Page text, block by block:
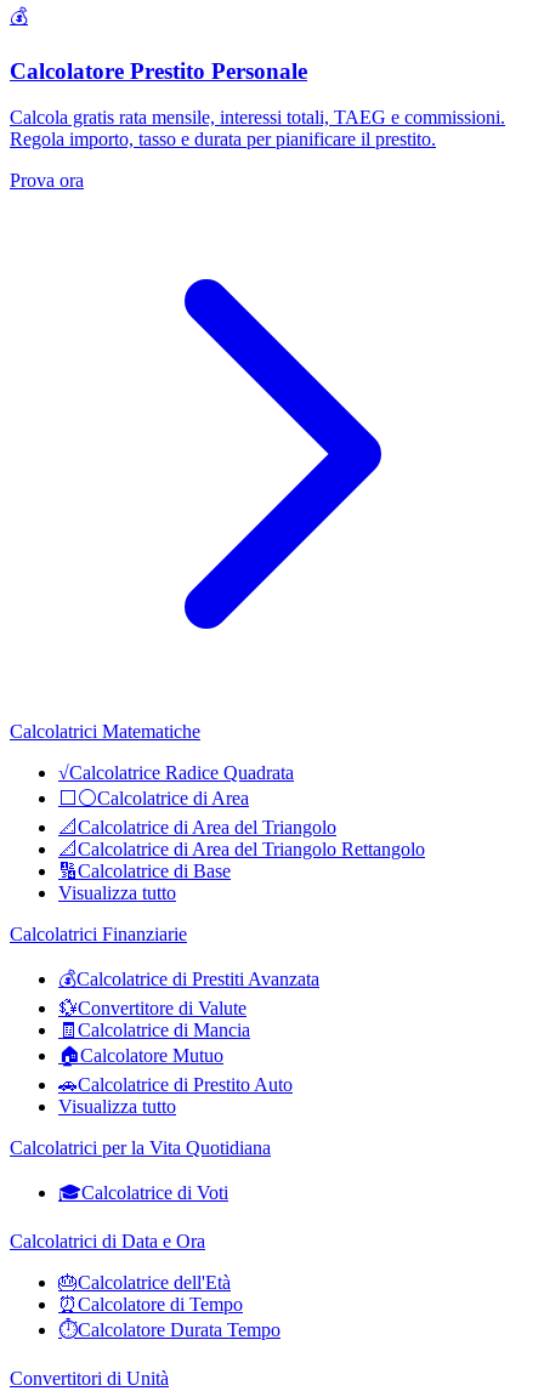
💰
Calcolatore Prestito Personale
Calcola gratis rata mensile, interessi totali, TAEG e commissioni.
Regola importo, tasso e durata per pianificare il prestito.
Prova ora
Calcolatrici Matematiche
√Calcolatrice Radice Quadrata
⬜⚪Calcolatrice di Area
📐Calcolatrice di Area del Triangolo
📐Calcolatrice di Area del Triangolo Rettangolo
🔢Calcolatrice di Base
Visualizza tutto
Calcolatrici Finanziarie
💰Calcolatrice di Prestiti Avanzata
💱Convertitore di Valute
🧾 Calcolatrice di Mancia
🏠Calcolatore Mutuo
🚗Calcolatrice di Prestito Auto
Visualizza tutto
Calcolatrici per la Vita Quotidiana
🎓Calcolatrice di Voti
Calcolatrici di Data e Ora
🎂Calcolatrice dell'Età
⏰Calcolatore di Tempo
⏱️Calcolatore Durata Tempo
Convertitori di Unità